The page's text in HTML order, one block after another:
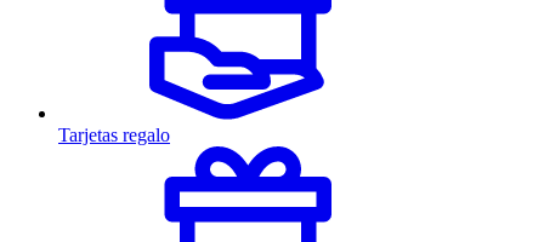
Tarjetas regalo